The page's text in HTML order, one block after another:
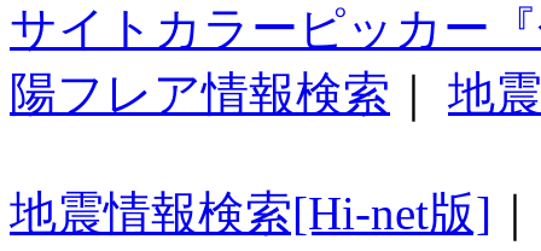
サイトカラーピッカー
陽フレア情報検索
地
地震情報検索[Hi-net版]